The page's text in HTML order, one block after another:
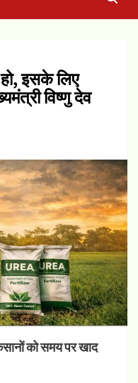
इसके लिए
विष्णु देव
को समय पर खाद